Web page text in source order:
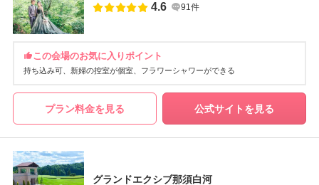
4.6 91件
この会場のお気に入りポイント
持ち込み可 新婦の控室が個室 フラワーシャワーができる
プラン料金を見る 公式サイトを見る
グランドエクシブ那須白河